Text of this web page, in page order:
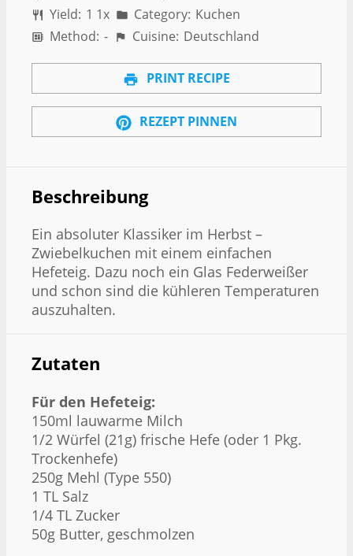
Yield: 1 1x Category: Kuchen
Method: - Cuisine: Deutschland
PRINT RECIPE
REZEPT PINNEN
Beschreibung
Ein absoluter Klassiker im Herbst –
Zwiebelkuchen mit einem einfachen
Hefeteig. Dazu noch ein Glas Federweißer
und schon sind die kühleren Temperaturen
auszuhalten.
Zutaten
Für den Hefeteig:
150ml lauwarme Milch
1/2 Würfel (21g) frische Hefe (oder 1 Pkg.
Trockenhefe)
250g Mehl (Type 550)
1 TL Salz
1/4 TL Zucker
50g Butter, geschmolzen